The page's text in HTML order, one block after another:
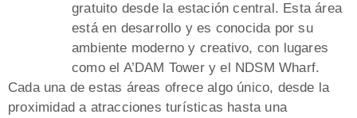
gratuito desde la estación central. Esta área
está en desarrollo y es conocida por su
ambiente moderno y creativo, con lugares
como el A’DAM Tower y el NDSM Wharf.
Cada una de estas áreas ofrece algo único, desde la
proximidad a atracciones turísticas hasta una